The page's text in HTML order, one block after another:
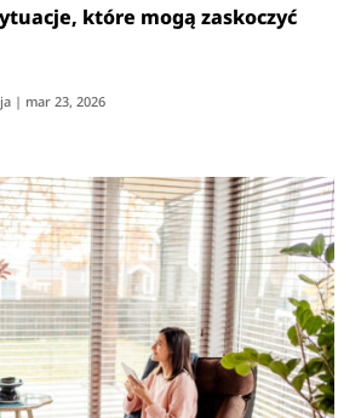
które mogą zaskoczyć
| mar 23, 2026